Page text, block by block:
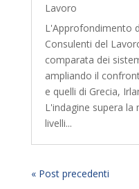
Lavoro
L'Approfondimento
Consulenti del
comparata dei
ampliando il
e quelli di Grecia,
L'indagine supera la
livelli...
« Post precedenti